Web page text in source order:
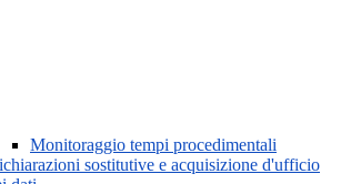
Monitoraggio tempi procedimentali
sostitutive e acquisizione d'ufficio